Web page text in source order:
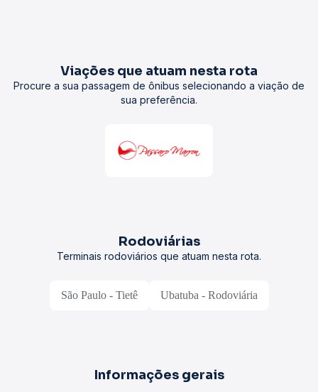
Viações que atuam nesta rota
Procure a sua passagem de ônibus selecionando a viação de
sua preferência.
Rodoviárias
Terminais rodoviários que atuam nesta rota.
São Paulo - Tietê Ubatuba - Rodoviária
Informações gerais